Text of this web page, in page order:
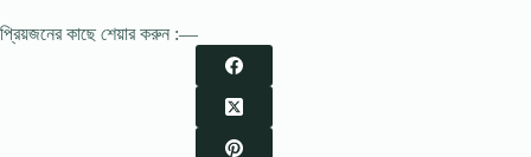
প্রিয়জনের কাছে শেয়ার করুন :—